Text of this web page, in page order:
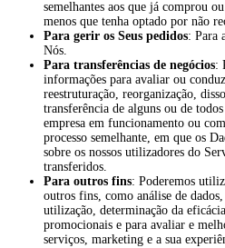
semelhantes aos que já comprou
menos que tenha optado por não
Para gerir os Seus pedidos: Para
Nós.
Para transferências de negócios:
informações para avaliar ou
reestruturação, reorganização,
transferência de alguns ou de
empresa em funcionamento ou
processo semelhante, em que os
sobre os nossos utilizadores do
transferidos.
Para outros fins: Poderemos
outros fins, como análise de
utilização, determinação da eficácia
promocionais e para avaliar e
serviços, marketing e a sua